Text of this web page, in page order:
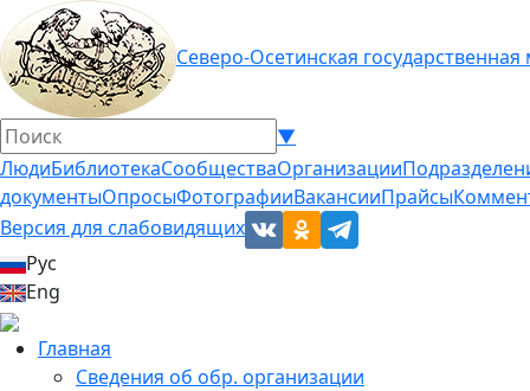
Северо-Осетинская
▼
ЛюдиБиблиотекаСообществаОрганизации
документыОпросыФотографииВакансииПрайсы
Версия для слабовидящих
Рус
Eng
Главная
Сведения об обр. организации